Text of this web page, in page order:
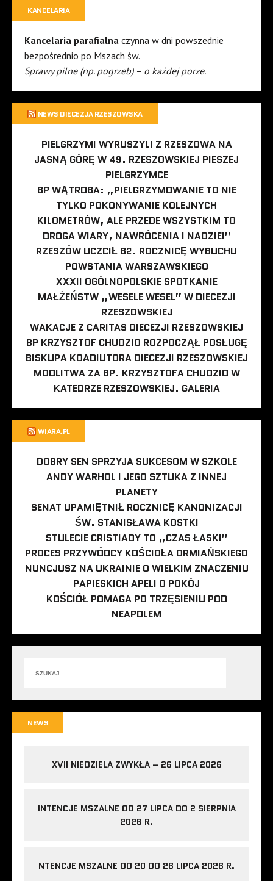
KANCELARIA
Kancelaria parafialna czynna w dni powszednie
bezpośrednio po Mszach św.
Sprawy pilne (np. pogrzeb) – o każdej porze.
NEWS DIECEZJA RZESZOWSKA
PIELGRZYMI WYRUSZYLI Z RZESZOWA NA
JASNĄ GÓRĘ W 49. RZESZOWSKIEJ PIESZEJ
PIELGRZYMCE
BP WĄTROBA: „PIELGRZYMOWANIE TO NIE
TYLKO POKONYWANIE KOLEJNYCH
KILOMETRÓW, ALE PRZEDE WSZYSTKIM TO
DROGA WIARY, NAWRÓCENIA I NADZIEI”
RZESZÓW UCZCIŁ 82. ROCZNICĘ WYBUCHU
POWSTANIA WARSZAWSKIEGO
XXXII OGÓLNOPOLSKIE SPOTKANIE
MAŁŻEŃSTW „WESELE WESEL” W DIECEZJI
RZESZOWSKIEJ
WAKACJE Z CARITAS DIECEZJI RZESZOWSKIEJ
BP KRZYSZTOF CHUDZIO ROZPOCZĄŁ POSŁUGĘ
BISKUPA KOADIUTORA DIECEZJI RZESZOWSKIEJ
MODLITWA ZA BP. KRZYSZTOFA CHUDZIO W
KATEDRZE RZESZOWSKIEJ. GALERIA
WIARA.PL
DOBRY SEN SPRZYJA SUKCESOM W SZKOLE
ANDY WARHOL I JEGO SZTUKA Z INNEJ
PLANETY
SENAT UPAMIĘTNIŁ ROCZNICĘ KANONIZACJI
ŚW. STANISŁAWA KOSTKI
STULECIE CRISTIADY TO „CZAS ŁASKI”
PROCES PRZYWÓDCY KOŚCIOŁA ORMIAŃSKIEGO
NUNCJUSZ NA UKRAINIE O WIELKIM ZNACZENIU
PAPIESKICH APELI O POKÓJ
KOŚCIÓŁ POMAGA PO TRZĘSIENIU POD
NEAPOLEM
NEWS
XVII NIEDZIELA ZWYKŁA – 26 LIPCA 2026
INTENCJE MSZALNE OD 27 LIPCA DO 2 SIERPNIA
2026 R.
NTENCJE MSZALNE OD 20 DO 26 LIPCA 2026 R.